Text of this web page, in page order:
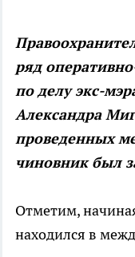
ряд
по делу экс-
Александра
проведенных
чиновник был
Отметим,
находился в